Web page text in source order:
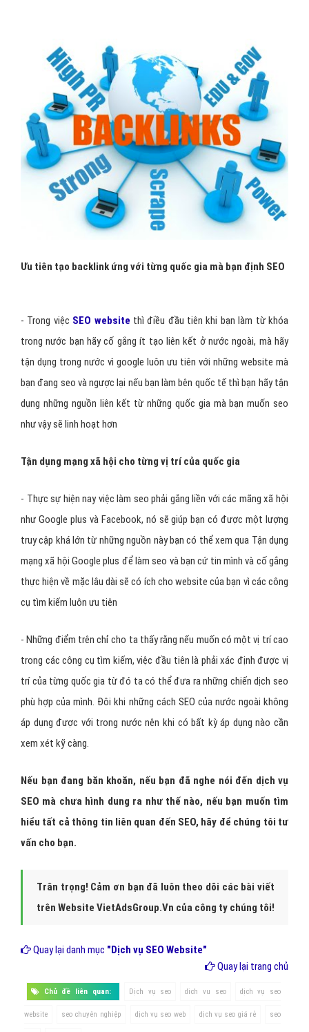
Ưu tiên tạo backlink ứng với từng quốc gia mà bạn định SEO
- Trong việc SEO website thì điều đầu tiên khi bạn làm từ khóa
trong nước bạn hãy cố gắng ít tạo liên kết ở nước ngoài, mà hãy
tận dụng trong nước vì google luôn ưu tiên với những website mà
bạn đang seo và ngược lại nếu bạn làm bên quốc tế thì bạn hãy tận
dụng những nguồn liên kết từ những quốc gia mà bạn muốn seo
như vậy sẽ linh hoạt hơn
Tận dụng mạng xã hội cho từng vị trí của quốc gia
- Thực sự hiện nay việc làm seo phải gắng liền với các mãng xã hội
như Google plus và Facebook, nó sẽ giúp bạn có được một lượng
truy cập khá lớn từ những nguồn này bạn có thể xem qua Tận dụng
mạng xã hội Google plus để làm seo và bạn cứ tin mình và cố gắng
thực hiện về mặc lâu dài sẽ có ích cho website của bạn vì các công
cụ tìm kiếm luôn ưu tiên
- Những điểm trên chỉ cho ta thấy rằng nếu muốn có một vị trí cao
trong các công cụ tìm kiếm, việc đầu tiên là phải xác định được vị
trí của từng quốc gia từ đó ta có thể đưa ra những chiến dịch seo
phù hợp của mình. Đôi khi những cách SEO của nước ngoài không
áp dụng được với trong nước nên khi có bất kỳ áp dụng nào cần
xem xét kỹ càng.
Nếu bạn đang băn khoăn, nếu bạn đã nghe nói đến dịch vụ
SEO mà chưa hình dung ra như thế nào, nếu bạn muốn tìm
hiểu tất cả thông tin liên quan đến SEO, hãy để chúng tôi tư
vấn cho bạn.
Trân trọng! Cảm ơn bạn đã luôn theo dõi các bài viết
trên Website VietAdsGroup.Vn của công ty chúng tôi!
Quay lại danh mục "Dịch vụ SEO Website"
Quay lại trang chủ
Chủ đề liên quan: Dịch vụ seo dich vu seo dịch vụ seo
website seo chuyên nghiệp dịch vụ seo web dịch vụ seo giá rẻ seo